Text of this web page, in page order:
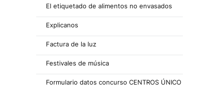
El etiquetado de alimentos no envasados
Explicanos
Factura de la luz
Festivales de música
Formulario datos concurso CENTROS ÚNICO